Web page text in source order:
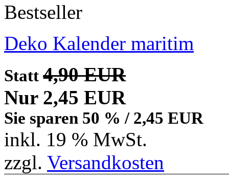
Bestseller
Deko Kalender maritim
Statt 4,90 EUR
Nur 2,45 EUR
Sie sparen 50 % / 2,45 EUR
inkl. 19 % MwSt.
zzgl. Versandkosten